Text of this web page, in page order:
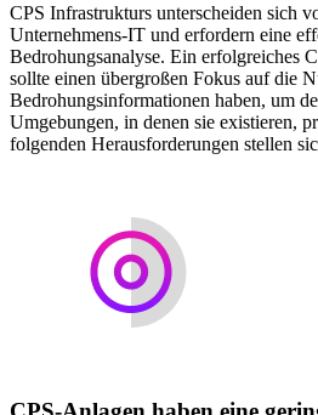
CPS Infrastrukturs unterscheiden sich
Unternehmens-IT und erfordern eine
Bedrohungsanalyse. Ein erfolgreiches
sollte einen übergroßen Fokus auf die
Bedrohungsinformationen haben, um
Umgebungen, in denen sie existieren,
folgenden Herausforderungen stellen